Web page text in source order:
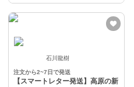
石川龍樹
注文から2~7日で発送
【スマートレター発送】高原の新